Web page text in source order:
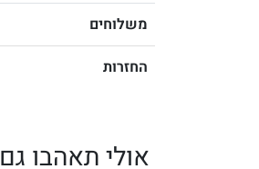
משלוחים
החזרות
אולי תאהבו גם